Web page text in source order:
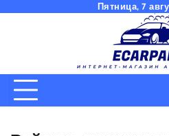
Пятница, 7